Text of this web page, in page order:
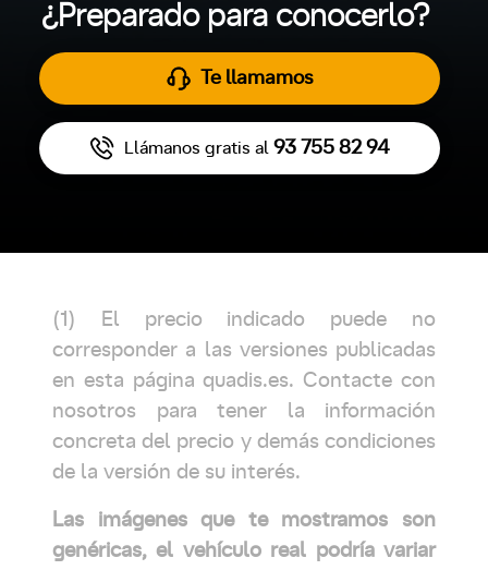
¿Preparado para conocerlo?
Te llamamos
Llámanos gratis al 93 755 82 94
(1) El precio indicado puede no
corresponder a las versiones publicadas
en esta página quadis.es. Contacte con
nosotros para tener la información
concreta del precio y demás condiciones
de la versión de su interés.
Las imágenes que te mostramos son
genéricas, el vehículo real podría variar